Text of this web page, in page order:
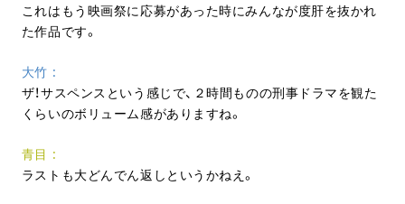
これはもう映画祭に応募があった時にみんなが度肝を抜かれ
た作品です。
大竹
ザ！サスペンスという感じで、２時間ものの刑事ドラマを観た
くらいのボリューム感がありますね。
青目
ラストも大どんでん返しというかねえ。